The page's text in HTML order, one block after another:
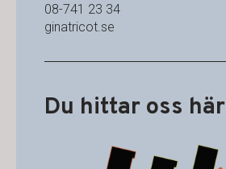
08-741 23 34
ginatricot.se
Du hittar oss här